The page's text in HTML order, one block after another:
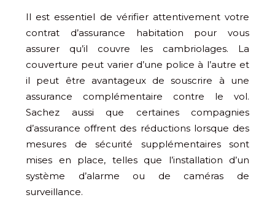
Il est essentiel de vérifier attentivement votre
contrat d’assurance habitation pour vous
assurer qu’il couvre les cambriolages. La
couverture peut varier d’une police à l’autre et
il peut être avantageux de souscrire à une
assurance complémentaire contre le vol.
Sachez aussi que certaines compagnies
d’assurance offrent des réductions lorsque des
mesures de sécurité supplémentaires sont
mises en place, telles que l’installation d’un
système d’alarme ou de caméras de
surveillance.